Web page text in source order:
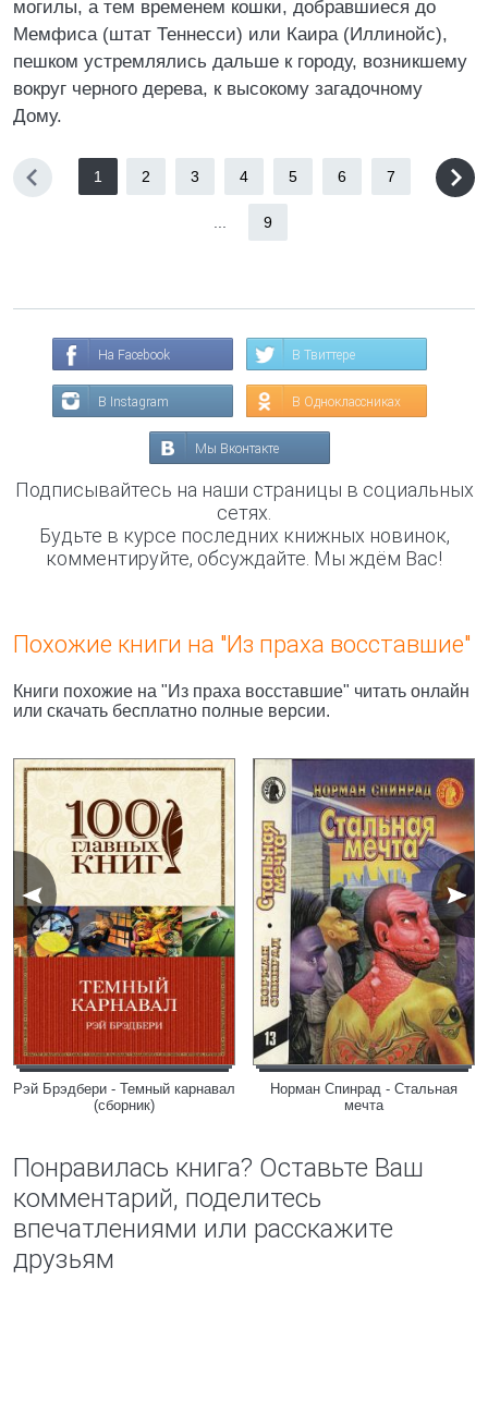
могилы, а тем временем кошки, добравшиеся до
Мемфиса (штат Теннесси) или Каира (Иллинойс),
пешком устремлялись дальше к городу, возникшему
вокруг черного дерева, к высокому загадочному
Дому.
1 2 3 4 5 6 7
9
На Facebook В Твиттере
В Instagram В Одноклассниках
Мы Вконтакте
Подписывайтесь на наши страницы в социальных
сетях.
Будьте в курсе последних книжных новинок,
комментируйте, обсуждайте. Мы ждём Вас!
Похожие книги на "Из праха восставшие"
Книги похожие на "Из праха восставшие" читать онлайн
или скачать бесплатно полные версии.
Рэй Брэдбери - Темный карнавал
(сборник)
Норман Спинрад - Стальная
мечта
Понравилась книга? Оставьте Ваш
комментарий, поделитесь
впечатлениями или расскажите
друзьям